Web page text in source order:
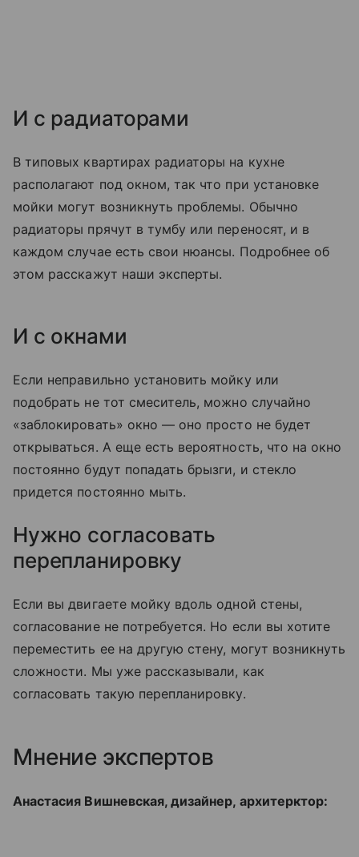
И с радиаторами
В типовых квартирах радиаторы на кухне
располагают под окном, так что при установке
мойки могут возникнуть проблемы. Обычно
радиаторы прячут в тумбу или переносят, и в
каждом случае есть свои нюансы. Подробнее об
этом расскажут наши эксперты.
И с окнами
Если неправильно установить мойку или
подобрать не тот смеситель, можно случайно
«заблокировать» окно — оно просто не будет
открываться. А еще есть вероятность, что на окно
постоянно будут попадать брызги, и стекло
придется постоянно мыть.
Нужно согласовать
перепланировку
Если вы двигаете мойку вдоль одной стены,
согласование не потребуется. Но если вы хотите
переместить ее на другую стену, могут возникнуть
сложности. Мы уже рассказывали, как
согласовать такую перепланировку.
Мнение экспертов
Анастасия Вишневская, дизайнер, архитерктор: